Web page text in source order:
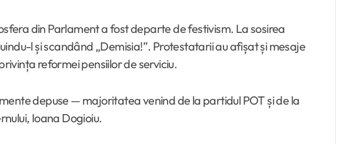
din Parlament a fost departe de festivism. La sosirea
l și scandând „Demisia!”. Protestatarii au afișat și mesaje
reformei pensiilor de serviciu.
depuse — majoritatea venind de la partidul POT și de la
Ioana Dogioiu.